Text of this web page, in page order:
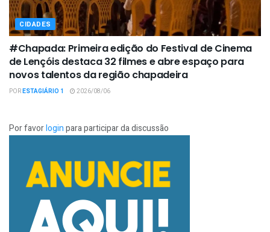
CIDADES
#Chapada: Primeira edição do Festival de Cinema
de Lençóis destaca 32 filmes e abre espaço para
novos talentos da região chapadeira
PORESTAGIÁRIO 1 2026/08/06
Por favorloginpara participar da discussão